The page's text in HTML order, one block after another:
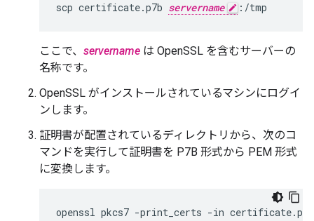
scp certificate.p7b servername :/tmp
ここで、 servername は OpenSSL を含むサーバーの
名称です。
OpenSSL がインストールされているマシンにログイ
ンします。
証明書が配置されているディレクトリから、次のコ
マンドを実行して証明書を P7B 形式から PEM 形式
に変換します。
openssl pkcs7 -print_certs -in